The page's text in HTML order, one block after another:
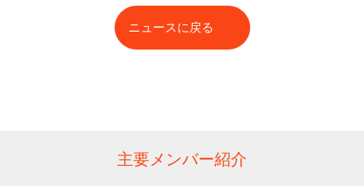
ニュースに戻る
主要メンバー紹介